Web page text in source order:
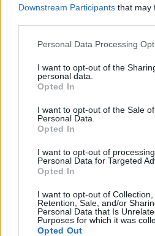
Downstream Participants that may
Personal Data Processing
I want to opt-out of the
personal data.
Opted In
I want to opt-out of the Sale
Personal Data.
Opted In
I want to opt-out of
Personal Data for Targeted
Opted In
I want to opt-out of Collection,
Retention, Sale, and/or
Personal Data that Is
Purposes for which it was
Opted Out
navigateur pour mon prochain
Rechercher